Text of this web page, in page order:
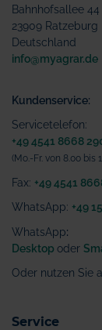
Bahnhofsallee 44
23909 Ratzeburg
Deutschland
info@myagrar.de
Kundenservice:
Servicetelefon:
+49 4541 8668
(Mo.-Fr. von 8.00 bis
Fax: +49 4541
WhatsApp: +49
WhatsApp:
Desktop oder
Oder nutzen Sie
Service